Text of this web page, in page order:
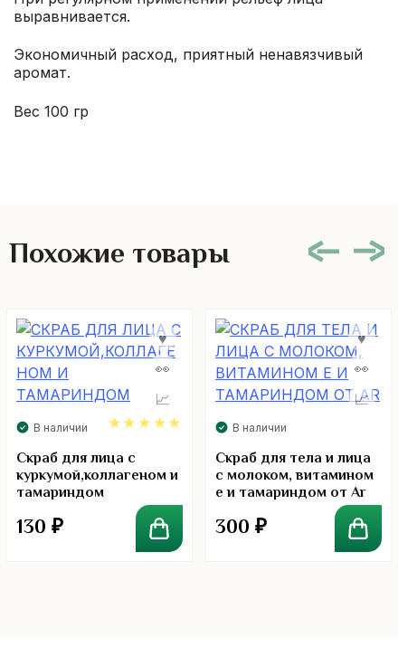
выравнивается.
Экономичный расход, приятный ненавязчивый
аромат.
Вес 100 гр
Похожие товары
В наличии
5.00
Скраб для лица с
куркумой,коллагеном и
тамариндом
130 ₽
В наличии
Скраб для тела и лица
с молоком, витамином
е и тамариндом от Ar
300 ₽